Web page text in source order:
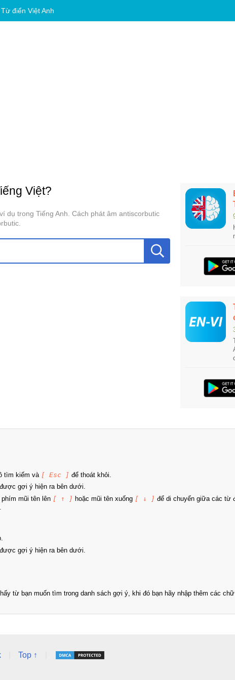
Từ điển Việt Anh
Việt?
dụ trong Tiếng Anh. Cách phát âm antiscorbutic
tìm kiếm và [ Esc ] để thoát khỏi.
gợi ý hiện ra bên dưới.
mũi tên lên [ ↑ ] hoặc mũi tên xuống [ ↓ ] để di chuyển giữa các từ
gợi ý hiện ra bên dưới.
từ bạn muốn tìm trong danh sách gợi ý, khi đó bạn hãy nhập thêm các
Top ↑